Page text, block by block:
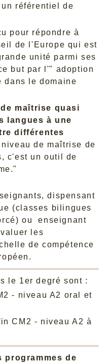
référentiel de
pour répondre à
de l'Europe qui est
unité parmi ses
but par l'" adoption
dans le domaine
maîtrise quasi
langues à une
différentes
de maîtrise de
c'est un outil de
dispensant
(classes bilingues
ou enseignant
les
de compétence
le 1er degré sont :
- niveau A2 oral et
CM2 - niveau A2 à
programmes de